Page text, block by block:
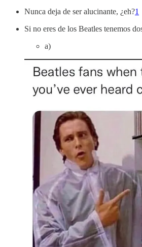
Nunca deja de ser alucinante, ¿eh?1
Si no eres de los Beatles tenemos
a)